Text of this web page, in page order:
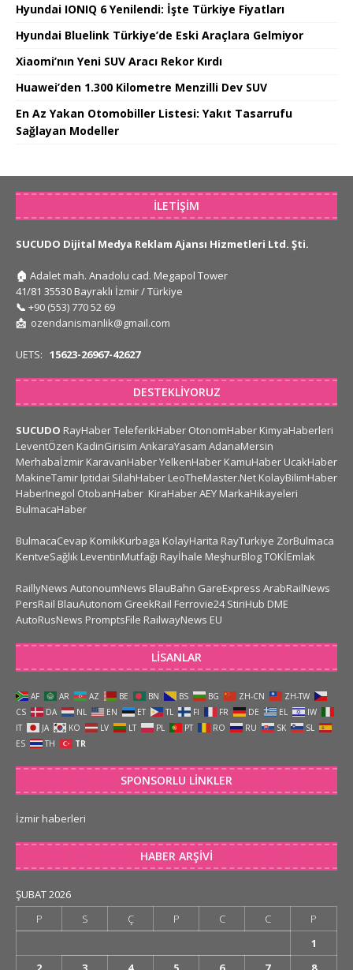
Hyundai IONIQ 6 Yenilendi: İşte Türkiye Fiyatları
Hyundai Bluelink Türkiye’de Eski Araçlara Gelmiyor
Xiaomi’nın Yeni SUV Aracı Rekor Kırdı
Huawei’den 1.300 Kilometre Menzilli Dev SUV
En Az Yakan Otomobiller Listesi: Yakıt Tasarrufu
Sağlayan Modeller
İLETIŞIM
SUCUDO Dijital Medya Reklam Ajansı Hizmetleri Ltd. Şti.
🏠 Adalet mah. Anadolu cad. Megapol Tower
41/81 35530 Bayraklı İzmir / Türkiye
📞 +90 (553) 770 52 69
📩 ozendanismanlik@gmail.com
UETS: 15623-26967-42627
DESTEKLIYORUZ
SUCUDO RayHaberTeleferikHaber OtonomHaber KimyaHaberleri
LeventÖzen KadinGirisim AnkaraYasam AdanaMersin
Merhabaİzmir KaravanHaberYelkenHaber KamuHaber UcakHaber
MakineTamir Iptidai SilahHaber LeoTheMaster.Net KolayBilimHaber
HaberInegol OtobanHaber KiraHaberAEY MarkaHikayeleri
BulmacaHaber
BulmacaCevap KomikKurbaga KolayHarita RayTurkiye ZorBulmaca
KentveSağlık LeventinMutfağı Rayİhale MeşhurBlogTOKİEmlak
RaillyNews AutonoumNews BlauBahn GareExpress ArabRailNews
PersRail BlauAutonom GreekRail Ferrovie24 StiriHub DME
AutoRusNews PromptsFile RailwayNews EU
LISANLAR
AF AR AZ BE BN BS BG ZH-CN
ZH-TW
CS
DA NL EN ET TL FI FR DE EL
IW
IT
JA KO LV LT PL PT RO RU SK
SL
ES
TH TR
SPONSORLU LINKLER
İzmir haberleri
HABER ARŞIVI
ŞUBAT 2026
P
S Ç P C C
P
1